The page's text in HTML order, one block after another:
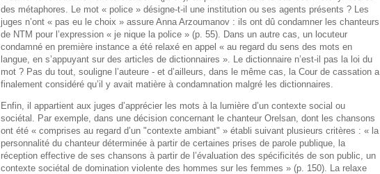
des métaphores. Le mot « police » désigne-t-il une institution ou ses agents présents ? Les
juges n’ont « pas eu le choix » assure Anna Arzoumanov : ils ont dû condamner les chanteurs
de NTM pour l’expression « je nique la police » (p. 55). Dans un autre cas, un locuteur
condamné en première instance a été relaxé en appel « au regard du sens des mots en
langue, en s’appuyant sur des articles de dictionnaires ». Le dictionnaire n’est-il pas la loi du
mot ? Pas du tout, souligne l’auteure ‑ et d’ailleurs, dans le même cas, la Cour de cassation a
finalement considéré qu’il y avait matière à condamnation malgré les dictionnaires.
Enfin, il appartient aux juges d’apprécier les mots à la lumière d’un contexte social ou
sociétal. Par exemple, dans une décision concernant le chanteur Orelsan, dont les chansons
ont été « comprises au regard d’un "contexte ambiant" » établi suivant plusieurs critères : « la
personnalité du chanteur déterminée à partir de certaines prises de parole publique, la
réception effective de ses chansons à partir de l’évaluation des spécificités de son public, un
contexte sociétal de domination violente des hommes sur les femmes » (p. 150). La relaxe